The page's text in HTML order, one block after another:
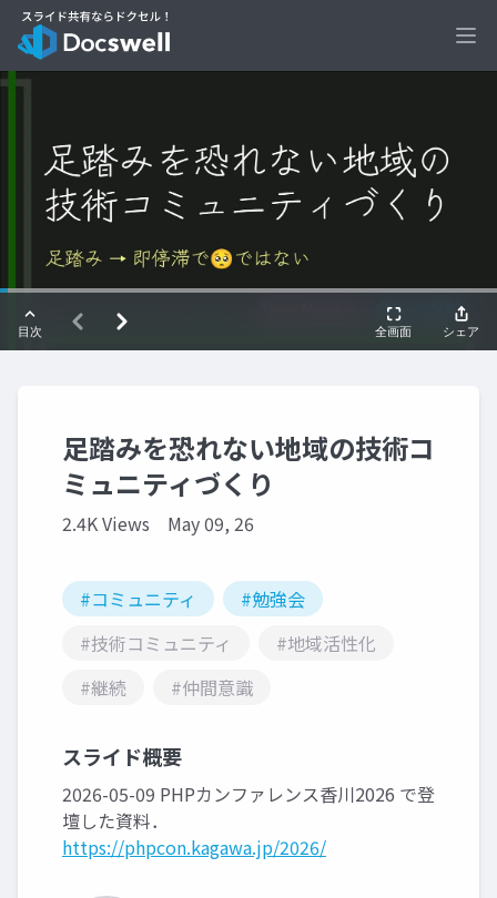
足踏みを恐れない地域の技術コ
ミュニティづくり
2.4K Views May 09, 26
#コミュニティ
#勉強会
#技術コミュニティ
#地域活性化
#継続
#仲間意識
スライド概要
2026-05-09 PHPカンファレンス香川2026 で登
壇した資料．
https://phpcon.kagawa.jp/2026/